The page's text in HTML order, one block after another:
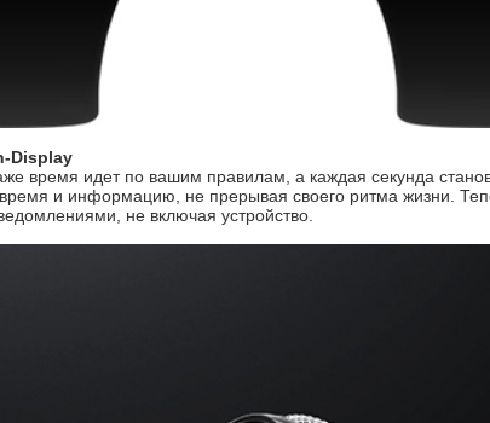
Display
время идет по вашим правилам, а каждая секунда
и информацию, не прерывая своего ритма жизни.
не включая устройство.